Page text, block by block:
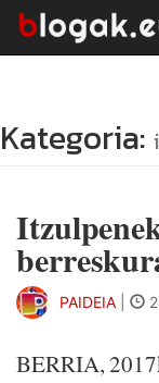
Kategoria:
PAIDEIA
BERRIA,